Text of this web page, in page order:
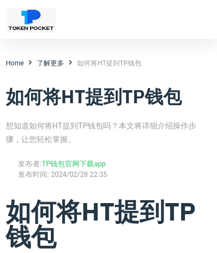
Home 了解更多 如何将HT提到TP钱包
如何将HT提到TP钱包
想知道如何将HT提到TP钱包吗？本文将详细介绍操作步
骤，让您轻松掌握。
发布者:TP钱包官网下载app
发布时间: 2024/02/28 22:35
如何将HT提到TP
钱包